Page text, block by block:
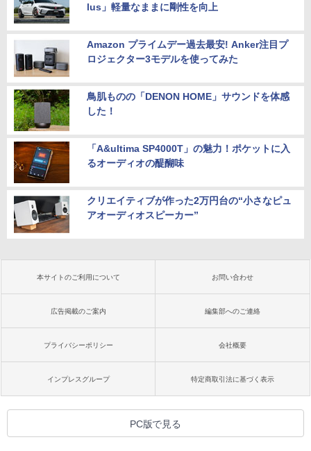
lus」軽量なままに剛性を向上
Amazon プライムデー過去最安! Anker注目プ
ロジェクター3モデルを使ってみた
鳥肌ものの「DENON HOME」サウンドを体感
した！
「A&ultima SP4000T」の魅力！ポケットに入
るオーディオの醍醐味
クリエイティブが作った2万円台の“小さなピュ
アオーディオスピーカー”
本サイトのご利用について お問い合わせ
広告掲載のご案内 編集部へのご連絡
プライバシーポリシー 会社概要
インプレスグループ 特定商取引法に基づく表示
PC版で見る